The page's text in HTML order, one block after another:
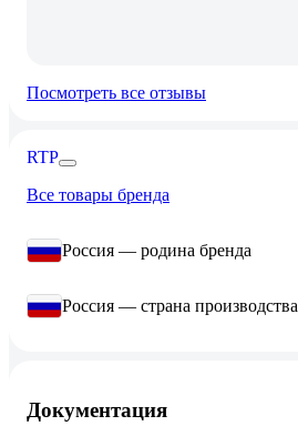
Посмотреть все отзывы
RTP
Все товары бренда
Россия — родина бренда
Россия — страна производства
Документация